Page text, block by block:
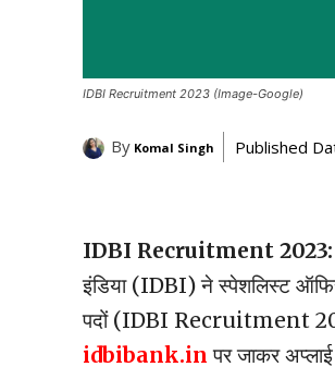
IDBI Recruitment 2023 (Image-Google)
By Komal Singh Published
IDBI Recruitment 2023:
इंडिया (IDBI) ने स्पेशलिस्ट
पदों (IDBI Recruitment
idbibank.inपर जाकर